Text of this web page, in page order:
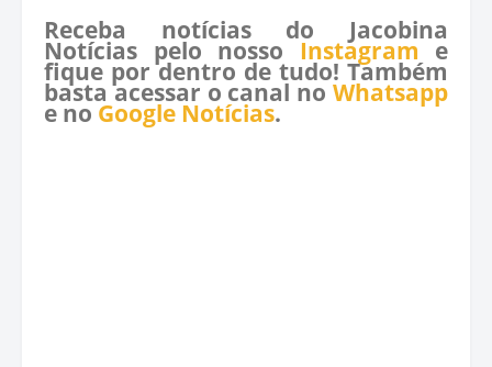
Receba notícias do Jacobina
Notícias pelo nosso Instagram e
fique por dentro de tudo! Também
basta acessar o canal no Whatsapp
e no Google Notícias.